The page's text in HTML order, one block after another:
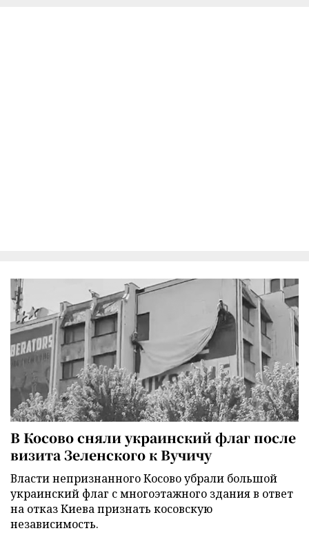
В Косово сняли украинский флаг после
визита Зеленского к Вучичу
Власти непризнанного Косово убрали большой
украинский флаг с многоэтажного здания в ответ
на отказ Киева признать косовскую
независимость.